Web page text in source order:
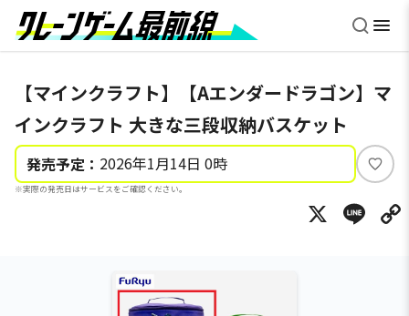
【マインクラフト】【Aエンダードラゴン】マ
インクラフト 大きな三段収納バスケット
発売予定： 2026年1月14日 0時
※実際の発売日はサービスをご確認ください。
い
ね
X